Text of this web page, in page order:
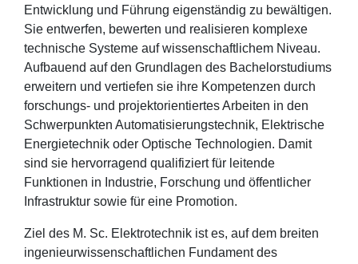
Entwicklung und Führung eigenständig zu bewältigen.
Sie entwerfen, bewerten und realisieren komplexe
technische Systeme auf wissenschaftlichem Niveau.
Aufbauend auf den Grundlagen des Bachelorstudiums
erweitern und vertiefen sie ihre Kompetenzen durch
forschungs- und projektorientiertes Arbeiten in den
Schwerpunkten Automatisierungstechnik, Elektrische
Energietechnik oder Optische Technologien. Damit
sind sie hervorragend qualifiziert für leitende
Funktionen in Industrie, Forschung und öffentlicher
Infrastruktur sowie für eine Promotion.
Ziel des M. Sc. Elektrotechnik ist es, auf dem breiten
ingenieurwissenschaftlichen Fundament des